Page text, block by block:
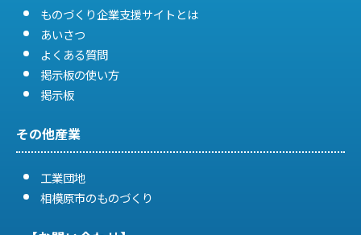
ものづくり企業支援サイトとは
あいさつ
よくある質問
掲示板の使い方
掲示板
その他産業
工業団地
相模原市のものづくり